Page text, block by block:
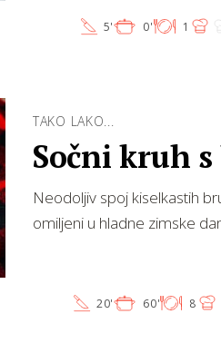
5' 0' 1
TAKO LAKO...
Sočni kruh
Neodoljiv spoj kiselkastih
omiljeni u hladne zimske
20' 60' 8